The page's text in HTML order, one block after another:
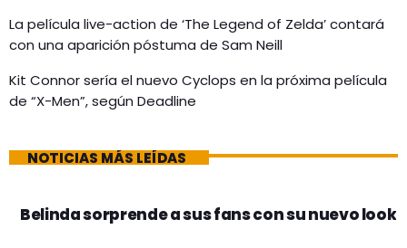
La película live-action de ‘The Legend of Zelda’ contará
con una aparición póstuma de Sam Neill
Kit Connor sería el nuevo Cyclops en la próxima película
de “X-Men”, según Deadline
NOTICIAS MÁS LEÍDAS
Belinda sorprende a sus fans con su nuevo look